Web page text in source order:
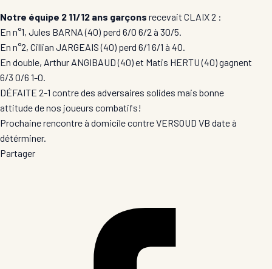
Notre équipe 2 11/12 ans garçons recevait CLAIX 2 :
En n°1, Jules BARNA (40) perd 6/0 6/2 à 30/5.
En n°2, Cillian JARGEAIS (40) perd 6/1 6/1 à 40.
En double, Arthur ANGIBAUD (40) et Matis HERTU (40) gagnent
6/3 0/6 1-0.
DÉFAITE 2-1 contre des adversaires solides mais bonne
attitude de nos joueurs combatifs!
Prochaine rencontre à domicile contre VERSOUD VB date à
détérminer.
Partager